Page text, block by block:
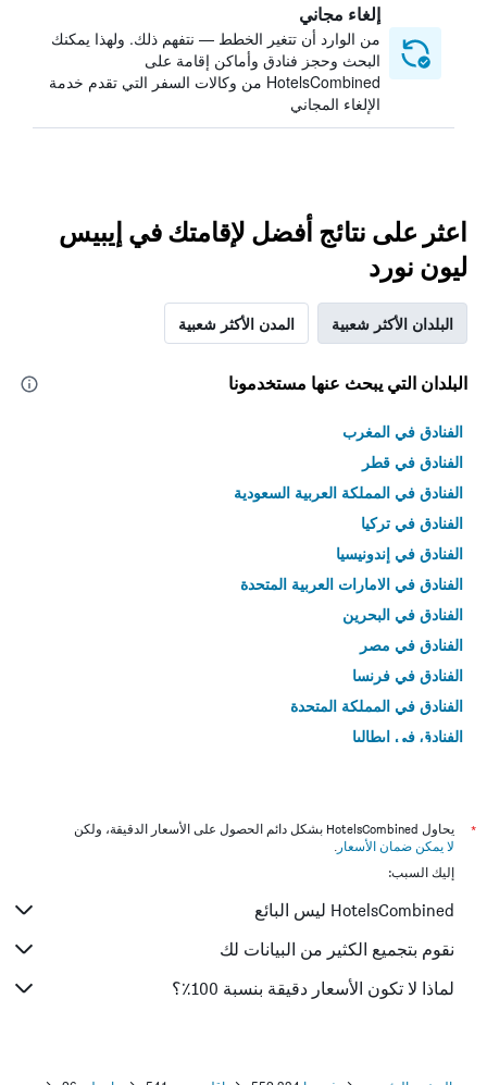
إلغاء مجاني
من الوارد أن تتغير الخطط — نتفهم ذلك. ولهذا يمكنك
البحث وحجز فنادق وأماكن إقامة على
HotelsCombined من وكالات السفر التي تقدم خدمة
الإلغاء المجاني
اعثر على نتائج أفضل لإقامتك في إيبيس
ليون نورد
البلدان الأكثر شعبية المدن الأكثر شعبية
البلدان التي يبحث عنها مستخدمونا
الفنادق في المغرب
الفنادق في قطر
الفنادق في المملكة العربية السعودية
الفنادق في تركيا
الفنادق في إندونيسيا
الفنادق في الامارات العربية المتحدة
الفنادق في البحرين
الفنادق في مصر
الفنادق في فرنسا
الفنادق في المملكة المتحدة
الفنادق في إيطاليا
*
يحاول HotelsCombined بشكل دائم الحصول على الأسعار الدقيقة، ولكن
لا يمكن ضمان الأسعار .
إليك السبب:
HotelsCombined ليس البائع
نقوم بتجميع الكثير من البيانات لك
لماذا لا تكون الأسعار دقيقة بنسبة 100٪؟